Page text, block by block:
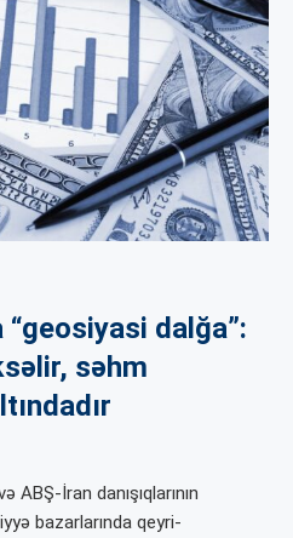
dalğa”:
səhm
ABŞ-İran danışıqlarının
bazarlarında qeyri-